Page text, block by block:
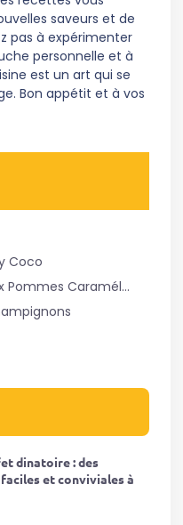
saveurs et de
pas à expérimenter
personnelle et à
est un art qui se
Bon appétit et à vos
Coco
Recette: Tarte Tatin aux Pommes Caramélisées
dinatoire : des
et conviviales à